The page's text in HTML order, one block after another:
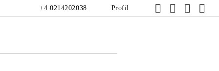
Profil
+4 0214202038